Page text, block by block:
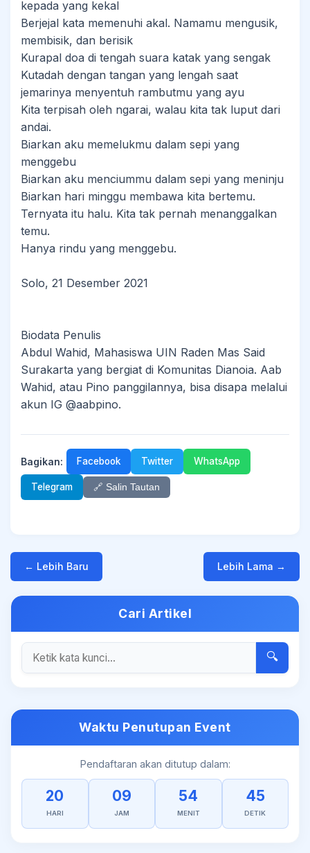
kepada yang kekal
Berjejal kata memenuhi akal. Namamu mengusik,
membisik, dan berisik
Kurapal doa di tengah suara katak yang sengak
Kutadah dengan tangan yang lengah saat
jemarinya menyentuh rambutmu yang ayu
Kita terpisah oleh ngarai, walau kita tak luput dari
andai.
Biarkan aku memelukmu dalam sepi yang
menggebu
Biarkan aku menciummu dalam sepi yang meninju
Biarkan hari minggu membawa kita bertemu.
Ternyata itu halu. Kita tak pernah menanggalkan
temu.
Hanya rindu yang menggebu.
Solo, 21 Desember 2021
Biodata Penulis
Abdul Wahid, Mahasiswa UIN Raden Mas Said
Surakarta yang bergiat di Komunitas Dianoia. Aab
Wahid, atau Pino panggilannya, bisa disapa melalui
akun IG @aabpino.
Bagikan: Facebook Twitter WhatsApp
Telegram 🔗 Salin Tautan
← Lebih Baru Lebih Lama →
Cari Artikel
🔍
Waktu Penutupan Event
Pendaftaran akan ditutup dalam:
20
HARI
09
JAM
54
MENIT
45
DETIK